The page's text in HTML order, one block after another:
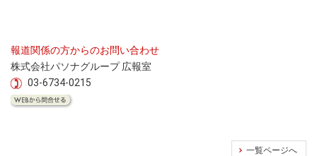
報道関係の方からのお問い合わせ
株式会社パソナグループ 広報室
03-6734-0215
一覧ページへ